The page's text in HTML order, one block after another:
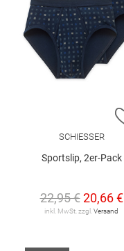
SCHIESSER
Sportslip, 2er-Pack
22,95 € 20,66 €
inkl. MwSt. zzgl. Versand